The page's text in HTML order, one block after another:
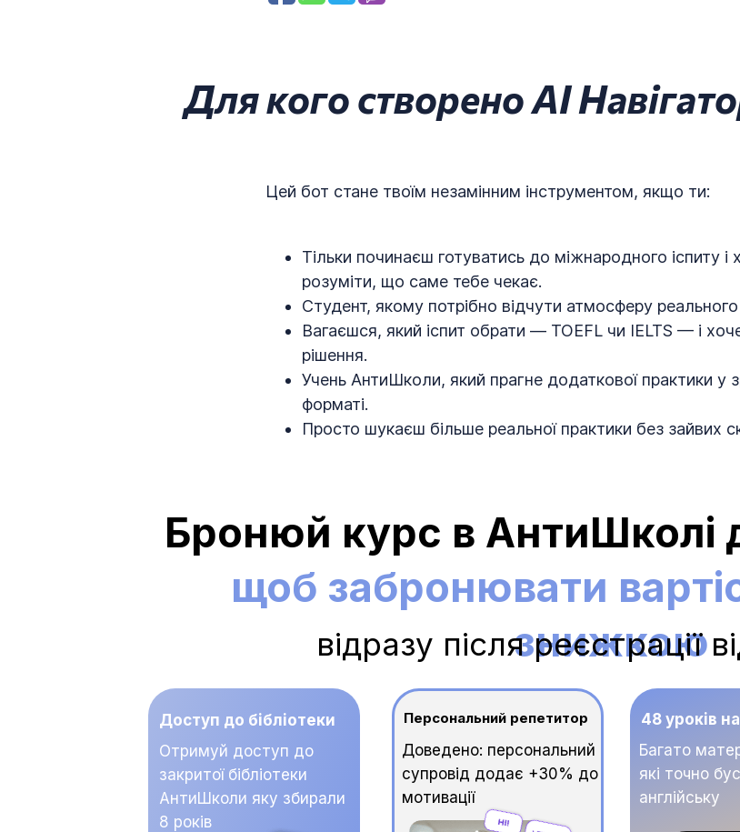
Для кого створено AI
Цей бот стане твоїм незамінним інструментом, якщо ти:
Тільки починаєш готуватись до міжнародного іспиту
розуміти, що саме тебе чекає.
Студент, якому потрібно відчути атмосферу
Вагаєшся, який іспит обрати — TOEFL чи IELTS — і
рішення.
Учень АнтиШколи, який прагне додаткової практики у
форматі.
Просто шукаєш більше реальної практики без зайвих
Бронюй курс в АнтиШколі
щоб забронювати
знижкою
Доступ до бібліотеки
Отримуй доступ до
закритої бібліотеки
АнтиШколи яку збирали
8 років
Персональний репетитор
Доведено: персональний
супровід додає +30% до
мотивації
48 уроків
Багато
які точно
англійську
відразу після реєстрації